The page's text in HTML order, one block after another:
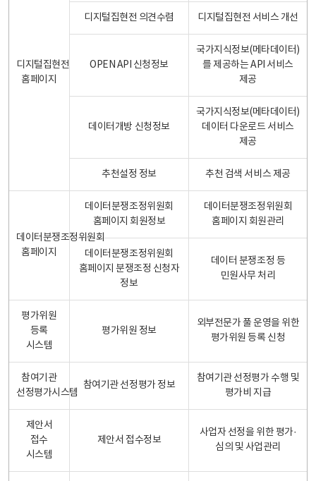
디지털집현전
홈페이지
디지털집현전 의견수렴 디지털집현전 서비스 개선
OPEN API 신청정보
국가지식정보(메타데이터)
를 제공하는 API 서비스
제공
데이터개방 신청정보
국가지식정보(메타데이터)
데이터 다운로드 서비스
제공
추천설정 정보 추천 검색 서비스 제공
데이터분쟁조정위원회
홈페이지
데이터분쟁조정위원회
홈페이지 회원정보
데이터분쟁조정위원회
홈페이지 회원관리
데이터분쟁조정위원회
홈페이지 분쟁조정 신청자
정보
데이터 분쟁조정 등
민원사무 처리
평가위원
등록
시스템
평가위원 정보
외부전문가 풀 운영을 위한
평가위원 등록 신청
참여기관
선정평가시스템
참여기관 선정평가 정보
참여기관 선정평가 수행 및
평가비 지급
제안서
접수
시스템
제안서 접수정보
사업자 선정을 위한 평가·
심의 및 사업관리